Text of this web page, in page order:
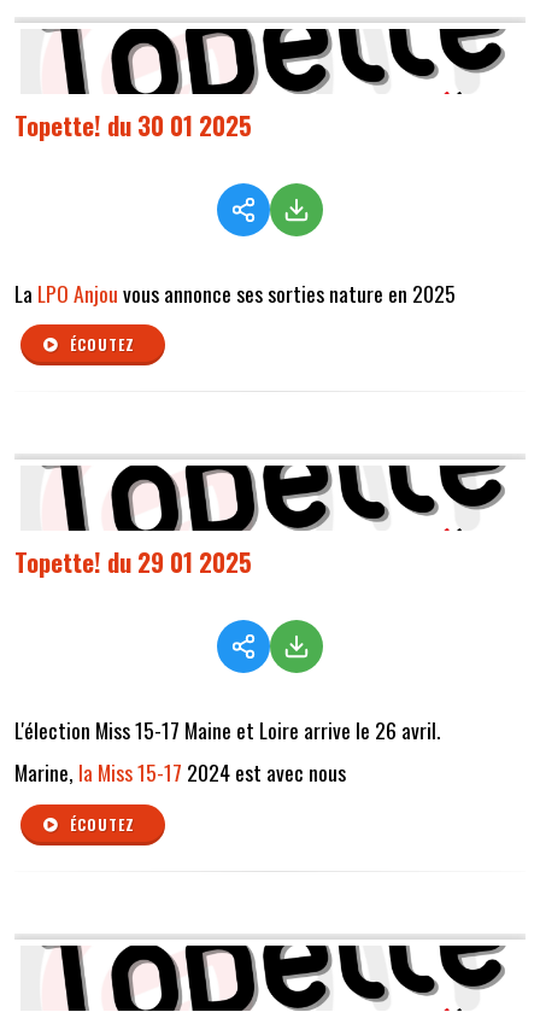
Topette! du 30 01 2025
La LPO Anjouvous annonce ses sorties nature en 2025
ÉCOUTEZ
Topette! du 29 01 2025
L'élection Miss 15-17 Maine et Loire arrive le 26 avril.
Marine, la Miss 15-17 2024 est avec nous
ÉCOUTEZ